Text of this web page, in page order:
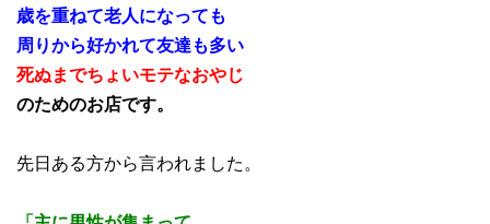
歳を重ねて老人になっても
周りから好かれて友達も多い
死ぬまでちょいモテなおやじ
のためのお店です。
先日ある方から言われました。